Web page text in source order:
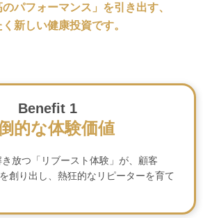
パフォーマンス」を引き出す、
く新しい健康投資です。
Benefit 1
的な体験価値
放つ「リブースト体験」が、顧客
創り出し、熱狂的なリピーターを育て